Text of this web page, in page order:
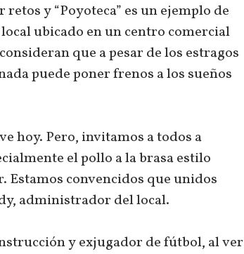
y “Poyoteca” es un ejemplo de
ubicado en un centro comercial
que a pesar de los estragos
puede poner frenos a los sueños
hoy. Pero, invitamos a todos a
el pollo a la brasa estilo
Estamos convencidos que unidos
administrador del local.
y exjugador de fútbol, al ver